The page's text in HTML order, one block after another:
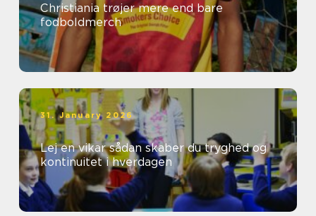
Christiania trøjer mere end bare
fodboldmerch
31. January 2026
Lej en vikar sådan skaber du tryghed og
kontinuitet i hverdagen